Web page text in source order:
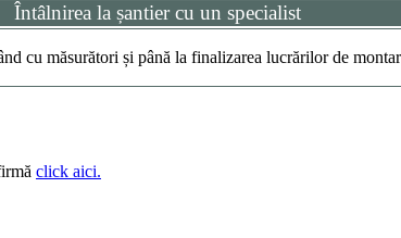
Întâlnirea la șantier cu un specialist
cu măsurători și până la finalizarea lucrărilor de
click aici.